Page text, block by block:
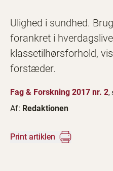
Ulighed i sundhed.
forankret i
klassetilhørsforhold,
forstæder.
Fag & Forskning 2017 nr. 2,
Af: Redaktionen
Print artiklen